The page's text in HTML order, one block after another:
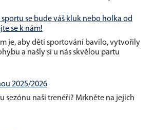
se bude váš kluk nebo holka od
se k nám!
je, aby děti sportování bavilo, vytvořily
a našly si u nás skvělou partu
2025/2026
sezónu naši trenéři? Mrkněte na jejich